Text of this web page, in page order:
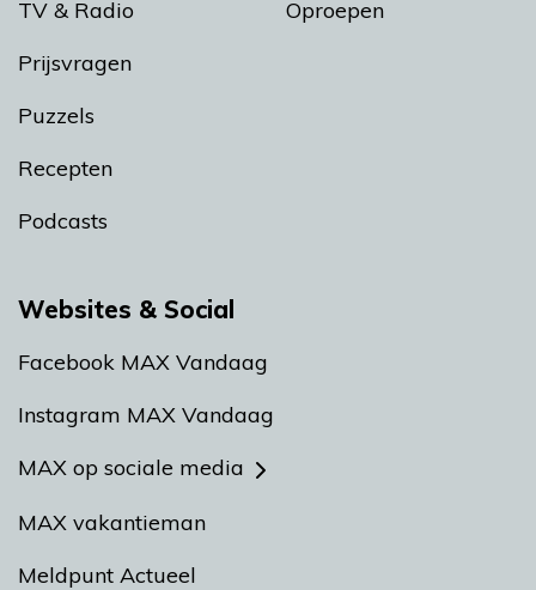
TV & Radio
Prijsvragen
Puzzels
Recepten
Podcasts
Oproepen
Websites & Social
Facebook MAX Vandaag
Instagram MAX Vandaag
MAX op sociale media
MAX vakantieman
Meldpunt Actueel